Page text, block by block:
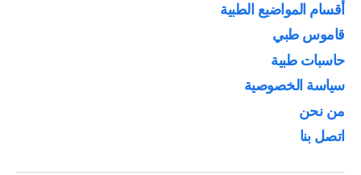
أقسام المواضيع الطبية
قاموس طبي
حاسبات طبية
سياسة الخصوصية
من نحن
اتصل بنا